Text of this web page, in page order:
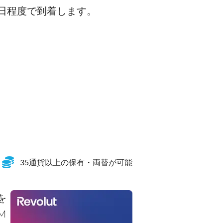
度で到着します。
35通貨以上の保有・両替が可能